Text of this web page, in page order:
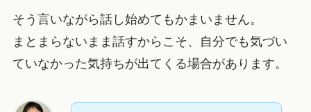
そう言いながら話し始めてもかまいません。
まとまらないまま話すからこそ、自分でも気づい
ていなかった気持ちが出てくる場合があります。